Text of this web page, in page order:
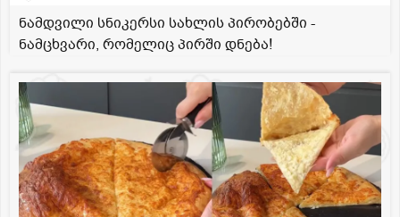
ნამდვილი სნიკერსი სახლის პირობებში -
ნამცხვარი, რომელიც პირში დნება!